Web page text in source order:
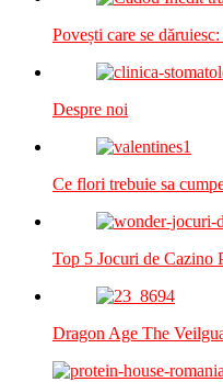
Povești care se
Despre noi
Ce flori trebuie sa
Top 5 Jocuri de Cazino
Dragon Age The